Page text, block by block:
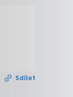
Sdílet